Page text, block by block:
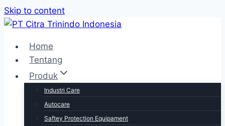
Skip to content
Home
Tentang
Produk
Industri Care
Autocare
Saftey Protection Equipament